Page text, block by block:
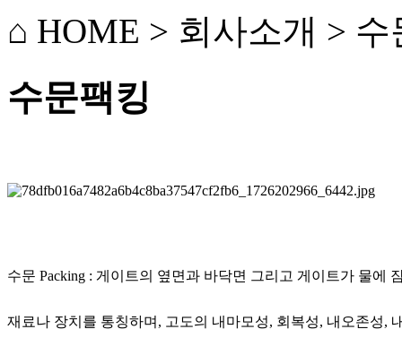
⌂ HOME > 회사소개 > 수
수문팩킹
수문 Packing : 게이트의 옆면과 바닥면 그리고 게이트가 물에
재료나 장치를 통칭하며, 고도의 내마모성, 회복성, 내오존성,